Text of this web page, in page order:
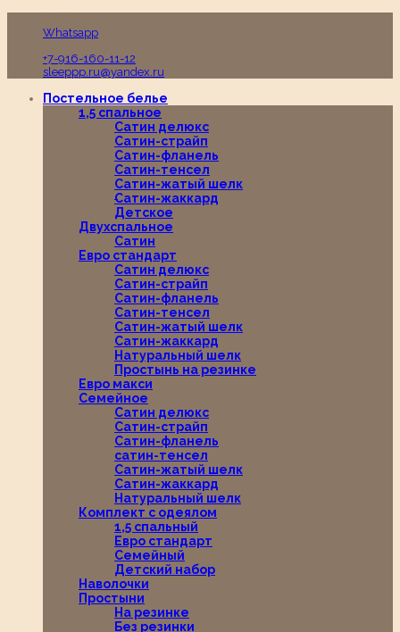
Whatsapp
+7-916-160-11-12
sleeppp.ru@yandex.ru
Постельное белье
1,5 спальное
Сатин делюкс
Сатин-страйп
Сатин-фланель
Сатин-тенсел
Сатин-жатый шелк
Сатин-жаккард
Детское
Двухспальное
Сатин
Евро стандарт
Сатин делюкс
Сатин-страйп
Сатин-фланель
Сатин-тенсел
Сатин-жатый шелк
Сатин-жаккард
Натуральный шелк
Простынь на резинке
Евро макси
Семейное
Сатин делюкс
Сатин-страйп
Сатин-фланель
сатин-тенсел
Сатин-жатый шелк
Сатин-жаккард
Натуральный шелк
Комплект с одеялом
1,5 спальный
Евро стандарт
Семейный
Детский набор
Наволочки
Простыни
На резинке
Без резинки